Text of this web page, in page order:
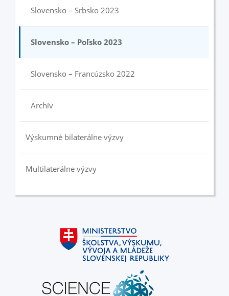
Slovensko – Srbsko 2023
Slovensko – Poľsko 2023
Slovensko – Francúzsko 2022
Archív
Výskumné bilaterálne výzvy
Multilaterálne výzvy